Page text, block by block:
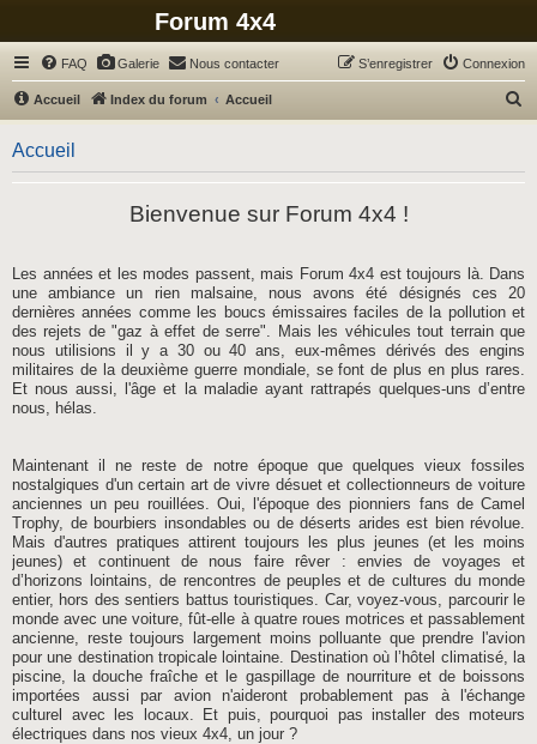
Forum 4x4
FAQ Galerie Nous contacter Connexion
S’enregistrer
Accueil Index du forum Accueil
h
h
e
Accueil
Bienvenue sur Forum 4x4 !
Les années et les modes passent, mais Forum 4x4 est toujours là. Dans
une ambiance un rien malsaine, nous avons été désignés ces 20
dernières années comme les boucs émissaires faciles de la pollution et
des rejets de "gaz à effet de serre". Mais les véhicules tout terrain que
nous utilisions il y a 30 ou 40 ans, eux-mêmes dérivés des engins
militaires de la deuxième guerre mondiale, se font de plus en plus rares.
Et nous aussi, l'âge et la maladie ayant rattrapés quelques-uns d’entre
nous, hélas.
Maintenant il ne reste de notre époque que quelques vieux fossiles
nostalgiques d'un certain art de vivre désuet et collectionneurs de voiture
anciennes un peu rouillées. Oui, l'époque des pionniers fans de Camel
Trophy, de bourbiers insondables ou de déserts arides est bien révolue.
Mais d'autres pratiques attirent toujours les plus jeunes (et les moins
jeunes) et continuent de nous faire rêver : envies de voyages et
d’horizons lointains, de rencontres de peuples et de cultures du monde
entier, hors des sentiers battus touristiques. Car, voyez-vous, parcourir le
monde avec une voiture, fût-elle à quatre roues motrices et passablement
ancienne, reste toujours largement moins polluante que prendre l'avion
pour une destination tropicale lointaine. Destination où l’hôtel climatisé, la
piscine, la douche fraîche et le gaspillage de nourriture et de boissons
importées aussi par avion n'aideront probablement pas à l'échange
culturel avec les locaux. Et puis, pourquoi pas installer des moteurs
électriques dans nos vieux 4x4, un jour ?